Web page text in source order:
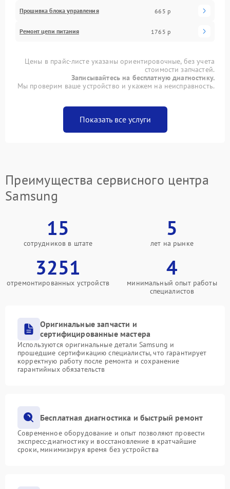
Прошивка блока управления 665 р
Ремонт цепи питания 1765 р
Цены в прайс-листе указаны ориентировочные, без учета
стоимости запчастей.
Записывайтесь на бесплатную диагностику.
Мы проверим ваше устройство и укажем на неисправность.
Показать все услуги
Преимущества сервисного центра
Samsung
15
сотрудников в штате
5
лет на рынке
3251
отремонтированных устройств
4
минимальный опыт работы
специалистов
Оригинальные запчасти и
сертифицированные мастера
Используются оригинальные детали Samsung и
прошедшие сертификацию специалисты, что гарантирует
корректную работу после ремонта и сохранение
гарантийных обязательств
Бесплатная диагностика и быстрый ремонт
Современное оборудование и опыт позволяют провести
экспресс-диагностику и восстановление в кратчайшие
сроки, минимизируя время без устройства